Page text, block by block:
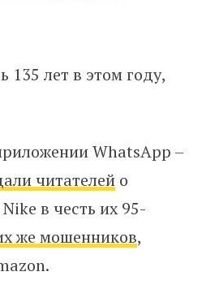
135 лет в этом году,
WhatsApp –
читателей о
в честь их 95-
же мошенников,